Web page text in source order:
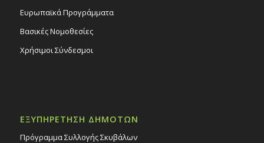
Ευρωπαϊκά Προγράμματα
Βασικές Νομοθεσίες
Χρήσιμοι Σύνδεσμοι
ΕΞΥΠΗΡΕΤΗΣΗ ΔΗΜΟΤΩΝ
Πρόγραμμα Συλλογής Σκυβάλων